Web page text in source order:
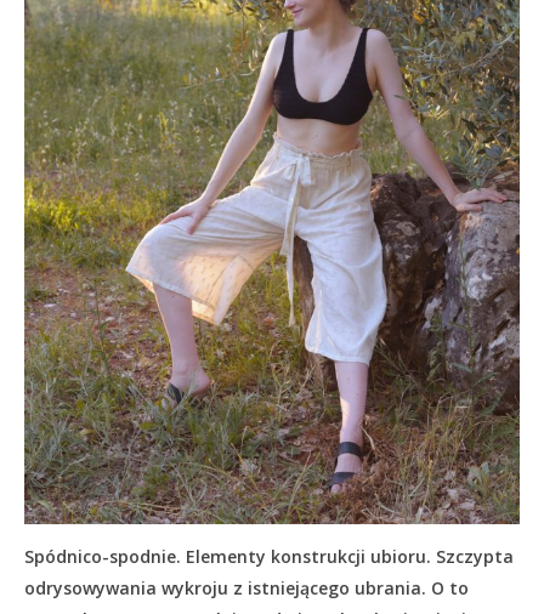
Spódnico-spodnie. Elementy konstrukcji ubioru. Szczypta
odrysowywania wykroju z istniejącego ubrania. O to